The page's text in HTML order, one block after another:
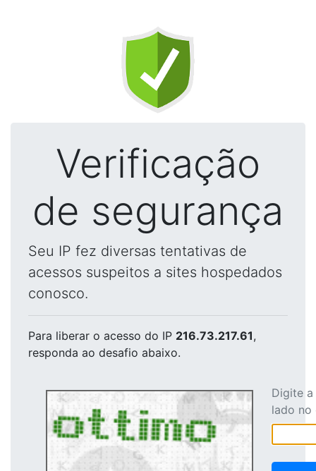
Verificação
de segurança
Seu IP fez diversas tentativas de
acessos suspeitos a sites hospedados
conosco.
Para liberar o acesso do IP 216.73.217.61,
responda ao desafio abaixo.
Digite
lado no